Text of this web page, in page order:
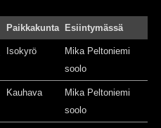
Paikkakunta Esiintymässä
Isokyrö
Mika Peltoniemi
soolo
Kauhava
Mika Peltoniemi
soolo